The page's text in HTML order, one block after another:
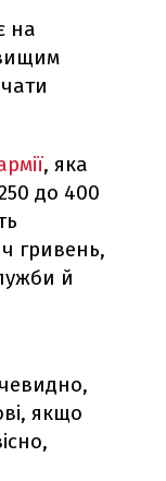
на
, яка
до 400
гривень,
й
якщо